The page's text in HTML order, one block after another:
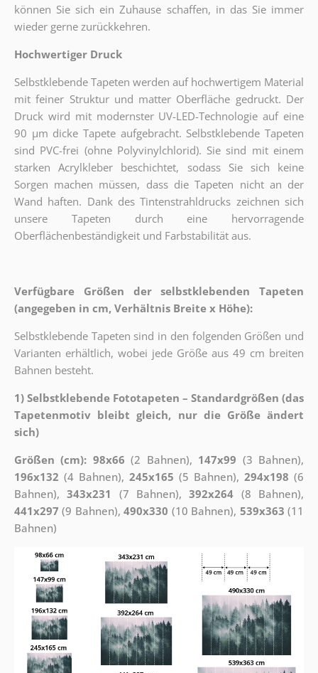
können Sie sich ein Zuhause schaffen, in das Sie immer
wieder gerne zurückkehren.
Hochwertiger Druck
Selbstklebende Tapeten werden auf hochwertigem Material
mit feiner Struktur und matter Oberfläche gedruckt. Der
Druck wird mit modernster UV-LED-Technologie auf eine
90 µm dicke Tapete aufgebracht. Selbstklebende Tapeten
sind PVC-frei (ohne Polyvinylchlorid). Sie sind mit einem
starken Acrylkleber beschichtet, sodass Sie sich keine
Sorgen machen müssen, dass die Tapeten nicht an der
Wand haften. Dank des Tintenstrahldrucks zeichnen sich
unsere Tapeten durch eine hervorragende
Oberflächenbeständigkeit und Farbstabilität aus.
Verfügbare Größen der selbstklebenden Tapeten
(angegeben in cm, Verhältnis Breite x Höhe):
Selbstklebende Tapeten sind in den folgenden Größen und
Varianten erhältlich, wobei jede Größe aus 49 cm breiten
Bahnen besteht.
1) Selbstklebende Fototapeten – Standardgrößen (das
Tapetenmotiv bleibt gleich, nur die Größe ändert
sich)
Größen (cm): 98x66 (2 Bahnen), 147x99 (3 Bahnen),
196x132 (4 Bahnen), 245x165 (5 Bahnen),294x198 (6
Bahnen),343x231 (7 Bahnen),392x264 (8 Bahnen),
441x297 (9 Bahnen),490x330 (10 Bahnen), 539x363 (11
Bahnen)